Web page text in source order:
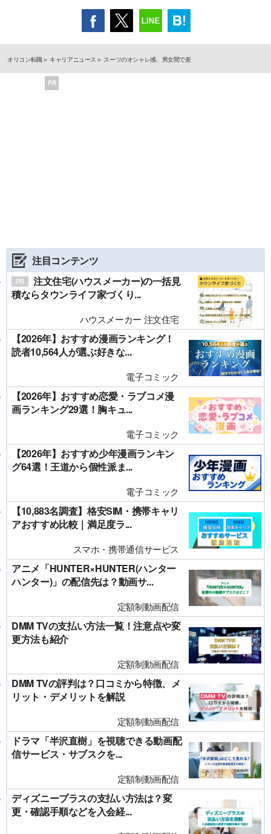
オリコン転職 キャリアニュース スーツのオシャレ感、男女間で差
PR
注目コンテンツ
注文住宅(ハウスメーカー)の一括見
積ならタウンライフ家づくり...
ハウスメーカー 注文住宅
【2026年】おすすめ漫画ランキング！
読者10,564人が選ぶ好きな...
電子コミック
【2026年】おすすめ恋愛・ラブコメ漫
画ランキング29選！胸キュ...
電子コミック
【2026年】おすすめ少年漫画ランキン
グ64選！王道から個性派ま...
電子コミック
【10,883名調査】格安SIM・携帯キャリ
アおすすめ比較｜満足度ラ...
スマホ・携帯通信サービス
アニメ「HUNTER×HUNTER(ハンター
ハンター)」の配信先は？動画サ...
定額制動画配信
DMM TVの支払い方法一覧！注意点や変
更方法も紹介
定額制動画配信
DMM TVの評判は？口コミから特徴、メ
リット・デメリットを解説
定額制動画配信
ドラマ「半沢直樹」を視聴できる動画配
信サービス・サブスクを...
定額制動画配信
ディズニープラスの支払い方法は？変
更・確認手順などを入会経...